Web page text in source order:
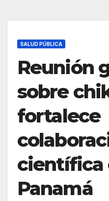
SALUD PÚBLICA
Reunión
sobre
fortalece
científica
Panamá